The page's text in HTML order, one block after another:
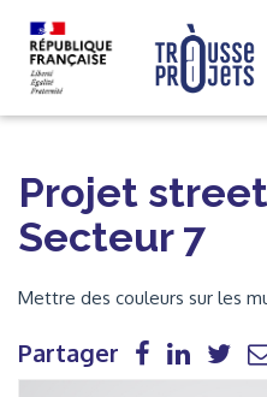
Projet
Secteur 7
Mettre des couleurs sur les
Partager